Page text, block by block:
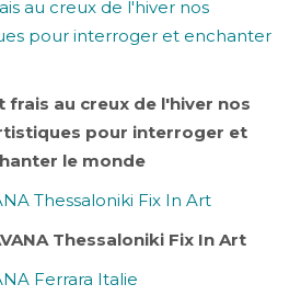
frais au creux de l'hiver nos
pour interroger et
le monde
Thessaloniki Fix In Art